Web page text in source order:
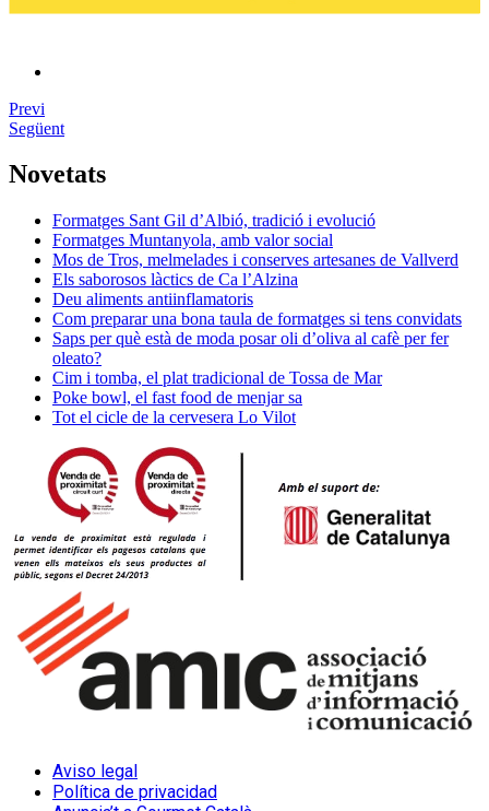
Previ
Següent
Novetats
Formatges Sant Gil d’Albió, tradició i evolució
Formatges Muntanyola, amb valor social
Mos de Tros, melmelades i conserves artesanes de Vallverd
Els saborosos làctics de Ca l’Alzina
Deu aliments antiinflamatoris
Com preparar una bona taula de formatges si tens convidats
Saps per què està de moda posar oli d’oliva al cafè per fer
oleato?
Cim i tomba, el plat tradicional de Tossa de Mar
Poke bowl, el fast food de menjar sa
Tot el cicle de la cervesera Lo Vilot
Aviso legal
Política de privacidad